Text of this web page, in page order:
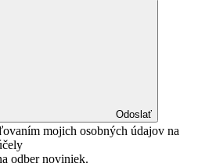
Odoslať
mojich osobných údajov na
odber noviniek.